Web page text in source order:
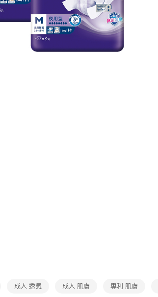
成人 透氣 成人 肌膚 專利 肌膚